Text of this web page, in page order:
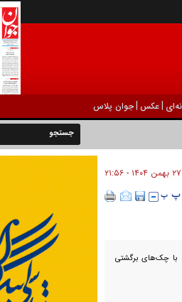
|عکس |جوان پلاس
۲۷ بهمن ۱۴۰۴ - ۲۱:۵۶
با چک‌های برگشتی